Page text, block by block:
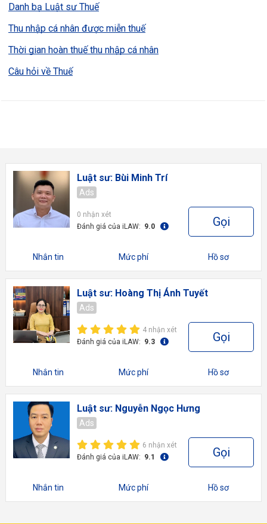
Danh bạ Luật sư Thuế
Thu nhập cá nhân được miễn thuế
Thời gian hoàn thuế thu nhập cá nhân
Câu hỏi về Thuế
Luật sư: Bùi Minh Trí
Ads
0 nhận xét
Đánh giá của iLAW: 9.0 Gọi
Nhắn tin Mức phí Hồ sơ
Luật sư: Hoàng Thị Ánh Tuyết
Ads
4 nhận xét
Đánh giá của iLAW: 9.3 Gọi
Nhắn tin Mức phí Hồ sơ
Luật sư: Nguyễn Ngọc Hưng
Ads
6 nhận xét
Đánh giá của iLAW: 9.1 Gọi
Nhắn tin Mức phí Hồ sơ